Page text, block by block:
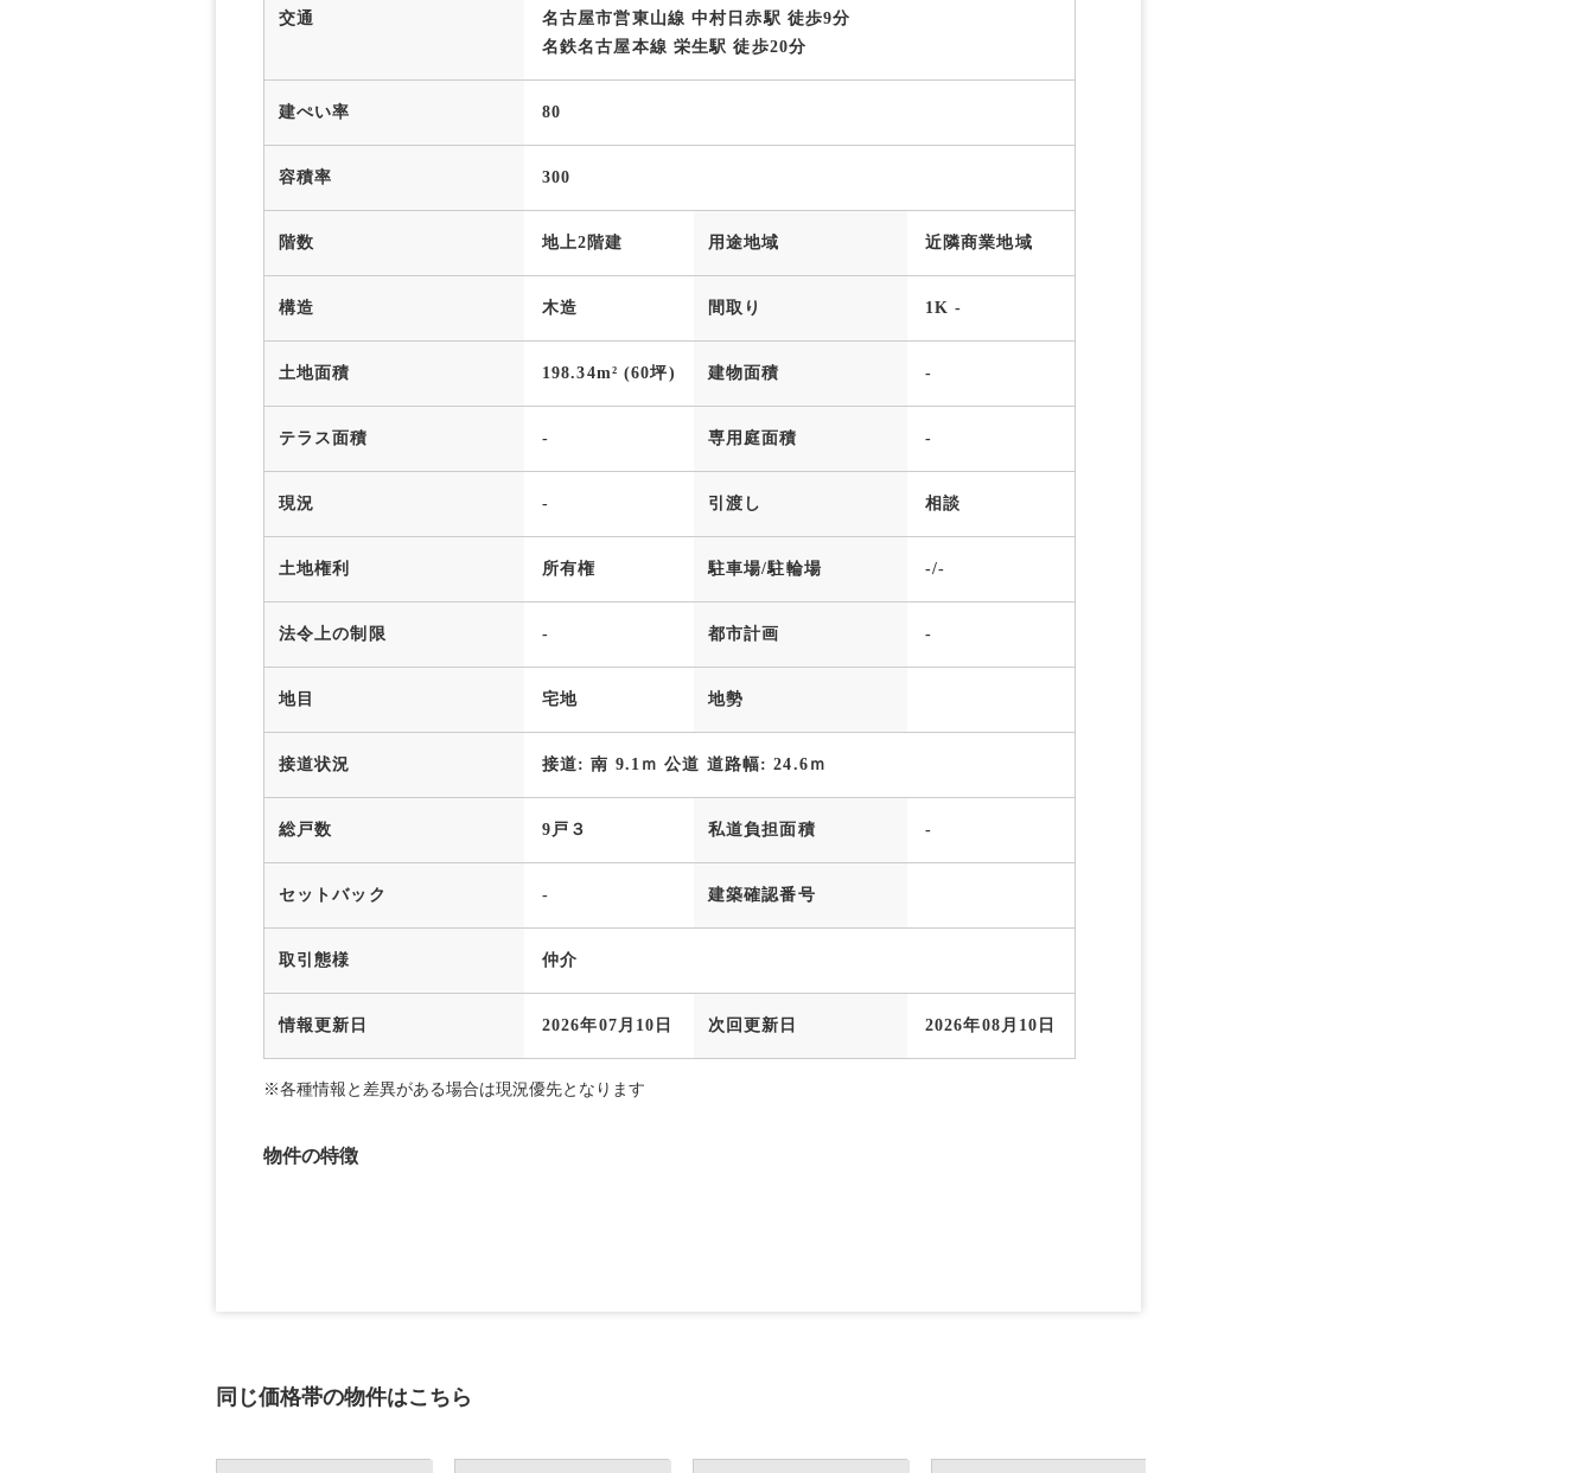
交通
名古屋市営東山線 中村日赤駅 徒歩9分
名鉄名古屋本線 栄生駅 徒歩20分
建ぺい率 80
容積率 300
階数 地上2階建 用途地域 近隣商業地域
構造 木造 間取り 1K -
土地面積 198.34m² (60坪) 建物面積 -
テラス面積 - 専用庭面積 -
現況 - 引渡し 相談
土地権利 所有権 駐車場/駐輪場 -/-
法令上の制限 - 都市計画 -
地目 宅地 地勢
接道状況 接道: 南 9.1ｍ 公道 道路幅: 24.6ｍ
総戸数 9戸３ 私道負担面積 -
セットバック - 建築確認番号
取引態様 仲介
情報更新日 2026年07月10日 次回更新日 2026年08月10日
※各種情報と差異がある場合は現況優先となります
物件の特徴
同じ価格帯の物件はこちら